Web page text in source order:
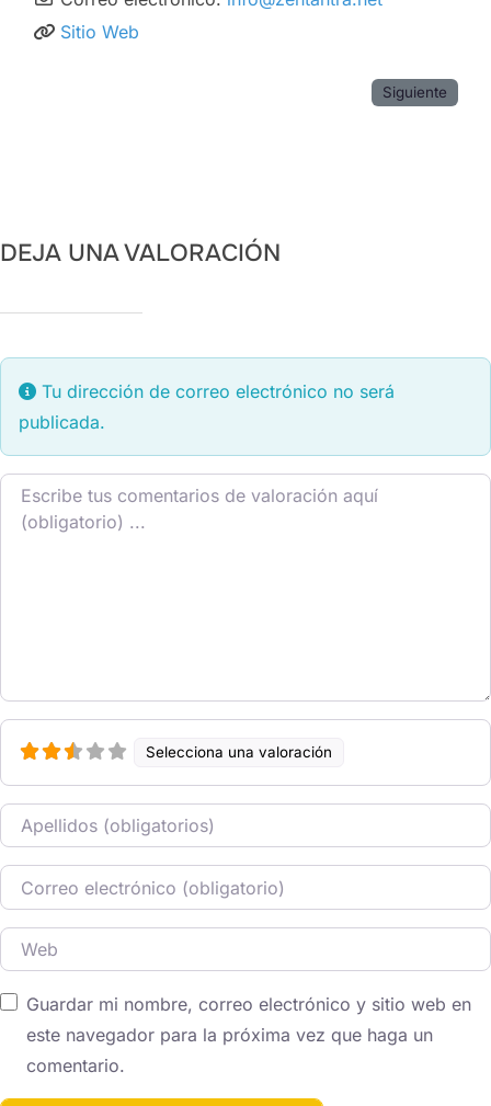
Sitio Web
Siguiente
DEJA UNA VALORACIÓN
Tu dirección de correo electrónico no será
publicada.
Texto de la reseña
Selecciona una valoración
Nombre
Correo electrónico
Web
Guardar mi nombre, correo electrónico y sitio web en
este navegador para la próxima vez que haga un
comentario.